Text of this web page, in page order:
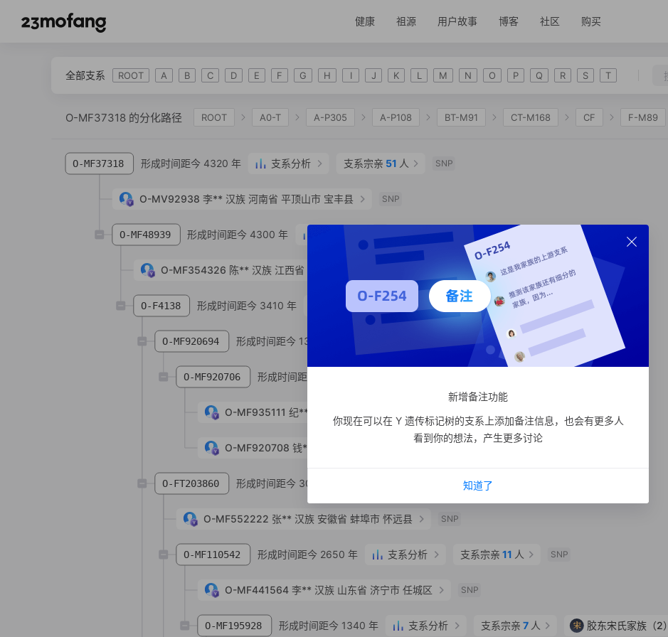
健康 祖源 用户故事 博客 社区 购买
全部支系 ROOT A B C D E F G H I J K L M N O P Q R S T
O-MF37318 的分化路径 ROOT A0-T A-P305 A-P108 BT-M91 CT-M168 CF F-M89
O-P164 O-M134 O-F450 O-M117 O-F5 O-F8
O-MF970709 O-Y17728 O-ACT7481 O-F1754 O-F2643
O-FT263367 O-F15823 O-MF37318
O-MF37318 形成时间距今 4320 年 支系分析 支系宗亲 51 人 SNP
O-MV92938 李** 汉族 河南省 平顶山市 宝丰县 SNP
O-MF48939 形成时间距今 4300 年 支系宗亲50人 SNP
O-MF354326 陈** 汉族 江西省 九江市 都昌县 SNP
O-F4138 形成时间距今 3410 年 支系分析 支系宗亲 48人 SNP
O-MF920694 形成时间距今 1390 年 人 SNP
O-FT203860 形成时间距今 3060 年 支系宗亲25
O-MF920706 形成时间距今 810 年
O-MF552222 张** 汉族 安徽省 蚌埠市 怀远县 SNP
O-MF110542 形成时间距今 2650 年 支系分析 支系宗亲 11 人 SNP
O-MF935111 纪**
O-MF920708 钱**
O-MF441564 李** 汉族 山东省 济宁市 任城区 SNP
O-MF195928 形成时间距今 1340 年 支系分析 支系宗亲 7 人 宋 胶东宋氏家族（2）
新增备注功能
你现在可以在 Y 遗传标记树的支系上添加备注信息，也会有更多人
看到你的想法，产生更多讨论
知道了